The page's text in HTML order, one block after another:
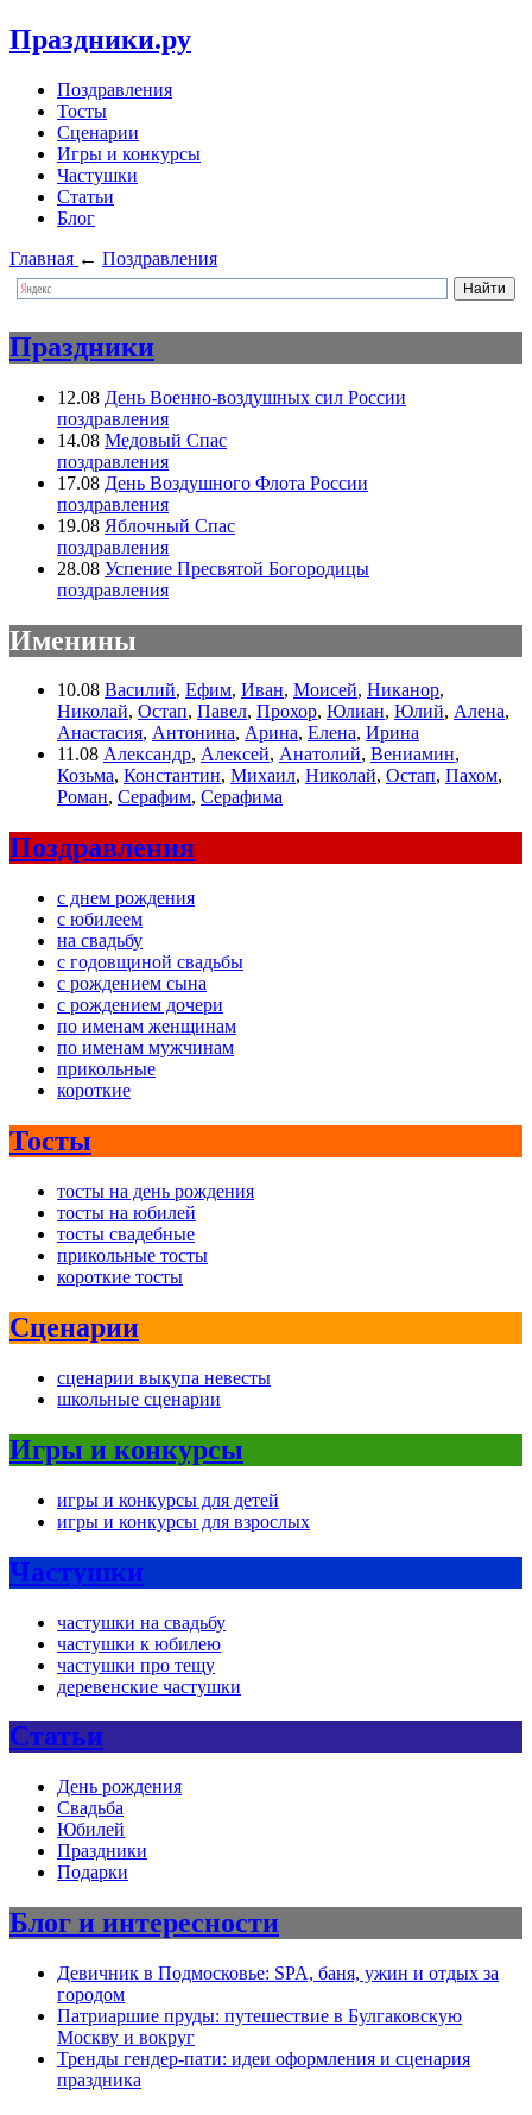
Праздники.ру
Поздравления
Тосты
Сценарии
Игры и конкурсы
Частушки
Статьи
Блог
Главная ← Поздравления
Праздники
12.08 День Военно-воздушных сил России
поздравления
14.08 Медовый Спас
поздравления
17.08 День Воздушного Флота России
поздравления
19.08 Яблочный Спас
поздравления
28.08 Успение Пресвятой Богородицы
поздравления
Именины
10.08 Василий, Ефим, Иван, Моисей, Никанор,
Николай, Остап, Павел, Прохор, Юлиан, Юлий, Алена,
Анастасия, Антонина, Арина, Елена, Ирина
11.08 Александр, Алексей, Анатолий, Вениамин,
Козьма, Константин, Михаил, Николай, Остап, Пахом,
Роман, Серафим, Серафима
Поздравления
с днем рождения
с юбилеем
на свадьбу
с годовщиной свадьбы
с рождением сына
с рождением дочери
по именам женщинам
по именам мужчинам
прикольные
короткие
Тосты
тосты на день рождения
тосты на юбилей
тосты свадебные
прикольные тосты
короткие тосты
Сценарии
сценарии выкупа невесты
школьные сценарии
Игры и конкурсы
игры и конкурсы для детей
игры и конкурсы для взрослых
Частушки
частушки на свадьбу
частушки к юбилею
частушки про тещу
деревенские частушки
Статьи
День рождения
Свадьба
Юбилей
Праздники
Подарки
Блог и интересности
Девичник в Подмосковье: SPA, баня, ужин и отдых за
городом
Патриаршие пруды: путешествие в Булгаковскую
Москву и вокруг
Тренды гендер-пати: идеи оформления и сценария
праздника